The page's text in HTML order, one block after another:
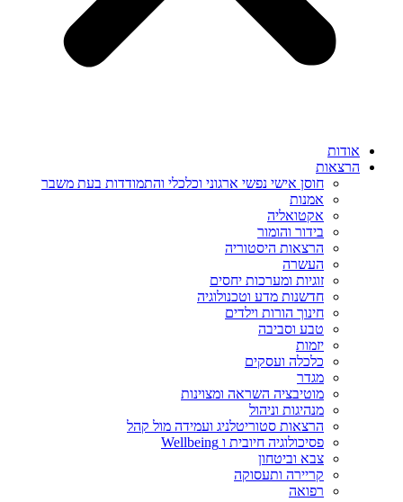
אודות
הרצאות
חוסן אישי נפשי ארגוני וכלכלי והתמודדות בעת משבר
אמנות
אקטואליה
בידור והומור
הרצאות היסטוריה
העשרה
זוגיות ומערכות יחסים
חדשנות מדע וטכנולוגיה
חינוך הורות וילדים
טבע וסביבה
יזמות
כלכלה ועסקים
מגדר
מוטיבציה השראה ומצוינות
מנהיגות וניהול
הרצאות סטוריטלניג ועמידה מול קהל
פסיכולוגיה חיובית ו Wellbeing
צבא וביטחון
קריירה ותעסוקה
רפואה